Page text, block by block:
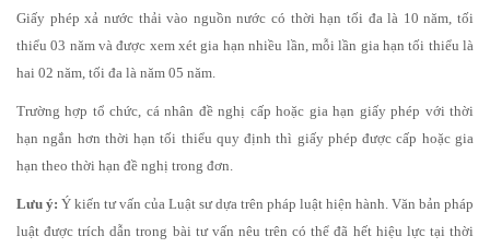
Giấy phép xả nước thải vào nguồn nước có thời hạn tối đa là 10 năm, tối
thiểu 03 năm và được xem xét gia hạn nhiều lần, mỗi lần gia hạn tối thiểu là
hai 02 năm, tối đa là năm 05 năm.
Trường hợp tổ chức, cá nhân đề nghị cấp hoặc gia hạn giấy phép với thời
hạn ngắn hơn thời hạn tối thiểu quy định thì giấy phép được cấp hoặc gia
hạn theo thời hạn đề nghị trong đơn.
Lưu ý: Ý kiến tư vấn của Luật sư dựa trên pháp luật hiện hành. Văn bản pháp
luật được trích dẫn trong bài tư vấn nêu trên có thể đã hết hiệu lực tại thời